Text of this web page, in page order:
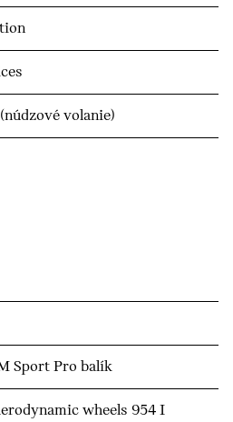
volanie)
Sport Pro balík
wheels 954 I